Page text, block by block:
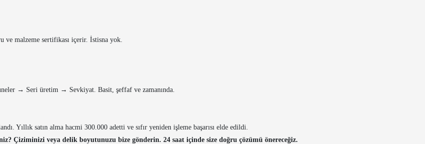
ve malzeme sertifikası içerir. İstisna yok.
→ Seri üretim → Sevkiyat. Basit, şeffaf ve zamanında.
Yıllık satın alma hacmi 300.000 adetti ve sıfır yeniden işleme başarısı elde edildi.
Çiziminizi veya delik boyutunuzu bize gönderin. 24 saat içinde size doğru çözümü önereceğiz.